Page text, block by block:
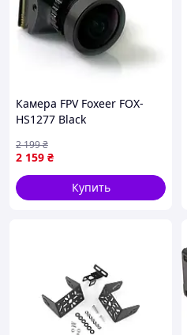
Камера FPV Foxeer FOX-
HS1277 Black
2 159 ₴
2 199₴
Купить